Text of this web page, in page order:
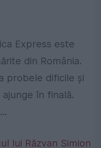
Express este
din România.
probele dificile și
în finală.